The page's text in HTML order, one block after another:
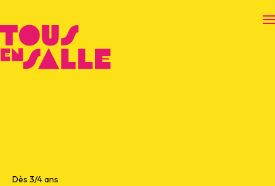
Dès 3/4 ans